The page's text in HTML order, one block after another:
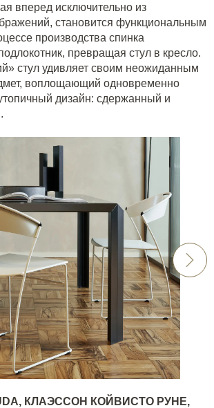
вперед исключительно из
становится функциональным
производства спинка
превращая стул в кресло.
стул удивляет своим неожиданным
воплощающий одновременно
дизайн: сдержанный и
, КЛАЭССОН КОЙВИСТО РУНЕ,